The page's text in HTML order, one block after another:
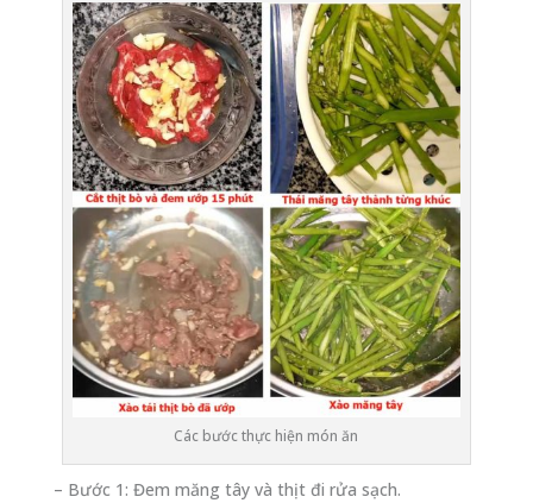
Các bước thực hiện món ăn
– Bước 1: Đem măng tây và thịt đi rửa sạch.